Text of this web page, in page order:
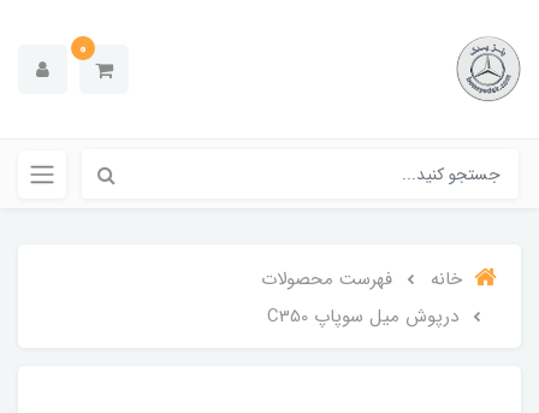
0
خانه
فهرست محصولات
درپوش میل سوپاپ C350